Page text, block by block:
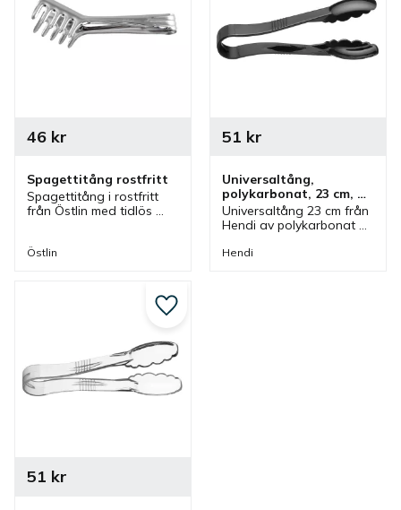
Spagettitång rostfritt
Spagettitång i rostfritt
från Östlin med tidlös
pasta.
46kr
Östlin
Universaltång,
polykarbonat, 23 cm,
svart
Universaltång 23 cm från
Hendi av polykarbonat
ingår i en serie där olika
51 kr
Hendi
51 kr
Lägg till i favoriter